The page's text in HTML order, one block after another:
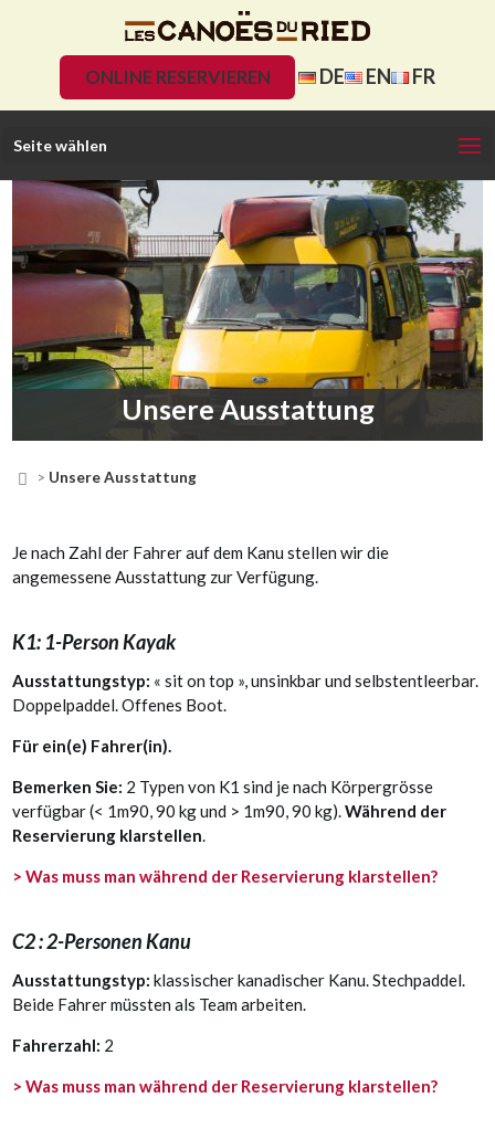
ONLINE RESERVIEREN DE EN FR
Seite wählen
Unsere Ausstattung
 > Unsere Ausstattung
Je nach Zahl der Fahrer auf dem Kanu stellen wir die
angemessene Ausstattung zur Verfügung.
K1: 1-Person Kayak
Ausstattungstyp: « sit on top », unsinkbar und selbstentleerbar.
Doppelpaddel. Offenes Boot.
Für ein(e) Fahrer(in).
Bemerken Sie: 2 Typen von K1 sind je nach Körpergrösse
verfügbar (< 1m90, 90 kg und > 1m90, 90 kg).Während der
Reservierung klarstellen.
> Was muss man während der Reservierung klarstellen?
C2 : 2-Personen Kanu
Ausstattungstyp: klassischer kanadischer Kanu. Stechpaddel.
Beide Fahrer müssten als Team arbeiten.
Fahrerzahl: 2
> Was muss man während der Reservierung klarstellen?